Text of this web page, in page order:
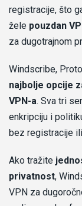
registracije, što
žele pouzdan
za dugotrajnom
Windscribe,
najbolje opcije
VPN-a. Sva tri
enkripciju i
bez registracije
Ako tražite
privatnost,
VPN za